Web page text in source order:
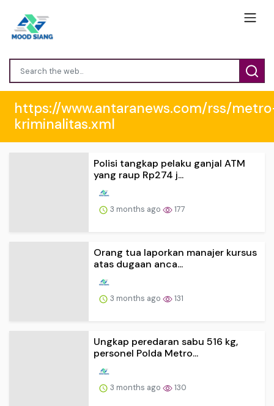
https://www.antaranews.com/rss/
kriminalitas.xml
Polisi tangkap pelaku ganjal ATM
yang raup Rp274 j...
3 months ago 177
Orang tua laporkan manajer kursus
atas dugaan anca...
3 months ago 131
Ungkap peredaran sabu 516 kg,
personel Polda Metro...
3 months ago 130